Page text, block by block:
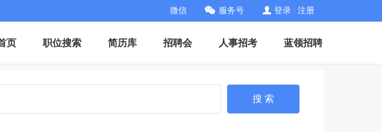
微信 服务号 登录 注册
页 职位搜索 简历库 招聘会 人事招考 蓝领招聘
搜 索